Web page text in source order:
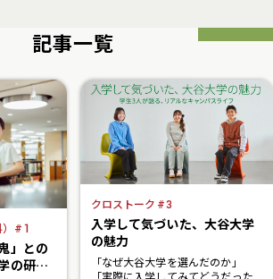
記事一覧
1
」との
の研究
クロストーク 3
入学して気づいた、大谷大学
の魅力
「なぜ大谷大学を選んだのか」